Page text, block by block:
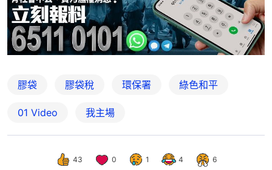
膠袋 膠袋稅 環保署 綠色和平
01 Video 我主場
43 0 1 4 6